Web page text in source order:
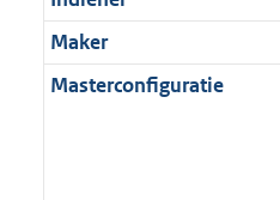
t
a
t
a
a
t
Maker
Masterconfiguratie